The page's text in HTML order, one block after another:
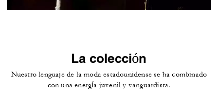
La colección
Nuestro lenguaje de la moda estadounidense se ha combinado
con una energía juvenil y vanguardista.